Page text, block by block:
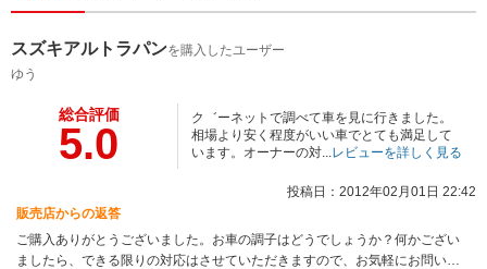
スズキアルトラパンを購入したユーザー
ゆう
総合評価
5.0
ク゛ーネットで調べて車を見に行きました。
相場より安く程度がいい車でとても満足して
います。オーナーの対... レビューを詳しく見る
投稿日：2012年02月01日 22:42
販売店からの返答
ご購入ありがとうございました。お車の調子はどうでしょうか？何かござい
ましたら、できる限りの対応はさせていただきますので、お気軽にお問い合